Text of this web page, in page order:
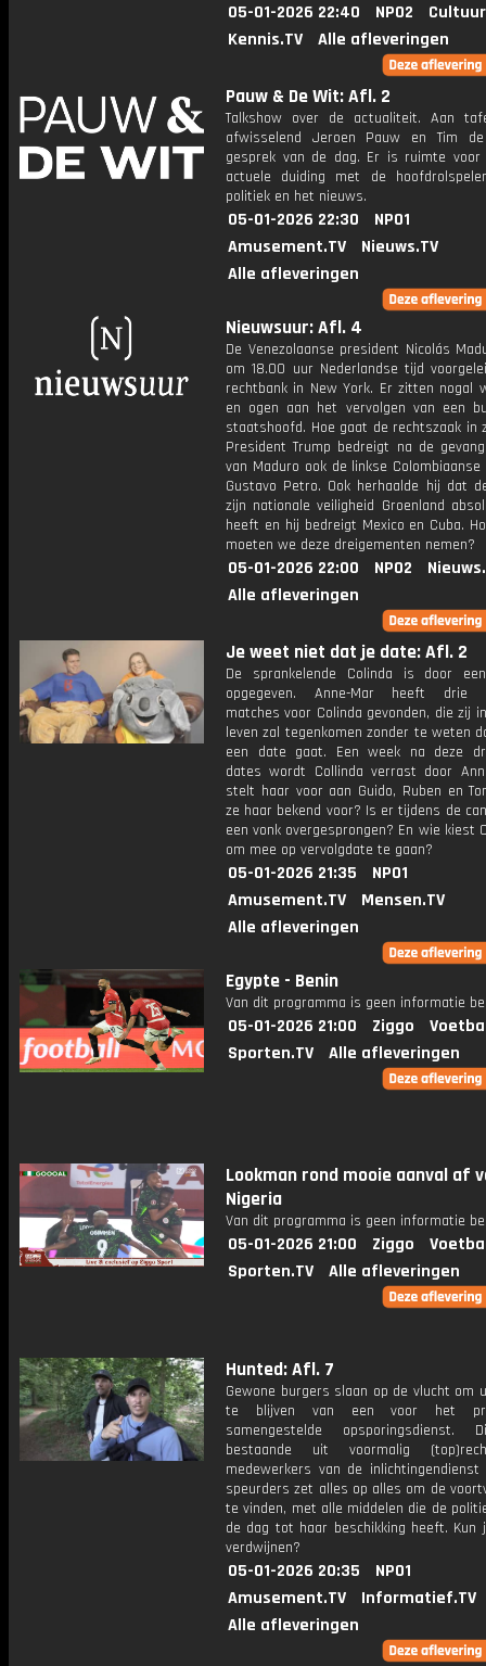
05-01-2026 22:40 NPO2
Kennis.TV
Alle afleveringen
Pauw & De Wit: Afl. 2
Talkshow over de actualiteit. Aan
afwisselend Jeroen Pauw en Tim
gesprek van de dag. Er is ruimte
actuele duiding met de
politiek en het nieuws.
05-01-2026 22:30
NPO1
Amusement.TV
Nieuws.TV
Alle afleveringen
Nieuwsuur: Afl. 4
De Venezolaanse president Nicolás
om 18.00 uur Nederlandse tijd
rechtbank in New York. Er zitten nogal
en ogen aan het vervolgen van een
staatshoofd. Hoe gaat de rechtszaak in
President Trump bedreigt na de
van Maduro ook de linkse
Gustavo Petro. Ook herhaalde hij dat
zijn nationale veiligheid Groenland
heeft en hij bedreigt Mexico en Cuba.
moeten we deze dreigementen nemen?
05-01-2026 22:00 NPO2
Alle afleveringen
Je weet niet dat je date: Afl. 2
De sprankelende Colinda is door
opgegeven. Anne-Mar heeft drie
matches voor Colinda gevonden, die zij
leven zal tegenkomen zonder te weten
een date gaat. Een week na deze
dates wordt Collinda verrast door
stelt haar voor aan Guido, Ruben en
ze haar bekend voor? Is er tijdens de
een vonk overgesprongen? En wie kiest
om mee op vervolgdate te gaan?
05-01-2026 21:35
NPO1
Amusement.TV
Mensen.TV
Alle afleveringen
Egypte - Benin
Van dit programma is geen informatie
05-01-2026 21:00 Ziggo
Sporten.TV
Alle afleveringen
Lookman rond mooie aanval af
Nigeria
Van dit programma is geen informatie
05-01-2026 21:00 Ziggo
Sporten.TV
Alle afleveringen
Hunted: Afl. 7
Gewone burgers slaan op de vlucht om
te blijven van een voor het
samengestelde opsporingsdienst.
bestaande uit voormalig
medewerkers van de inlichtingendienst
speurders zet alles op alles om de
te vinden, met alle middelen die de
de dag tot haar beschikking heeft. Kun
verdwijnen?
05-01-2026 20:35
NPO1
Amusement.TV
Informatief.TV
Alle afleveringen